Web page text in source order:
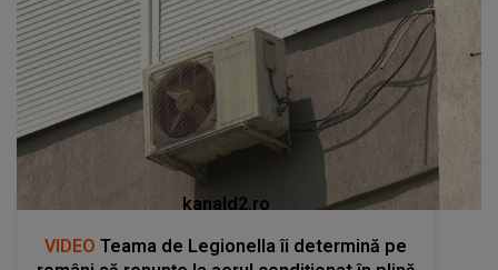
kanald2.ro
VIDEO Teama de Legionella îi determină pe